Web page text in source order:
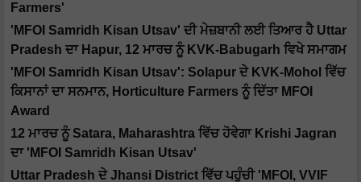
Farmers'
'MFOI Samridh Kisan Utsav' ਦੀ ਮੇਜ਼ਬਾਨੀ ਲਈ ਤਿਆਰ ਹੈ Uttar
Pradesh ਦਾ Hapur, 12 ਮਾਰਚ ਨੂੰ KVK-Babugarh ਵਿਖੇ ਸਮਾਗਮ
'MFOI Samridh Kisan Utsav': Solapur ਦੇ KVK-Mohol ਵਿੱਚ
ਕਿਸਾਨਾਂ ਦਾ ਸਨਮਾਨ, Horticulture Farmers ਨੂੰ ਦਿੱਤਾ MFOI
Award
12 ਮਾਰਚ ਨੂੰ Satara, Maharashtra ਵਿੱਚ ਹੋਵੇਗਾ Krishi Jagran
ਦਾ 'MFOI Samridh Kisan Utsav'
Uttar Pradesh ਦੇ Jhansi District ਵਿੱਚ ਪਹੁੰਚੀ 'MFOI, VVIF